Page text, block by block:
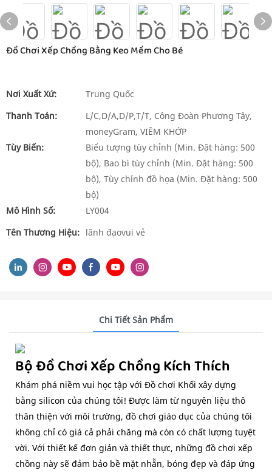
Đồ Chơi Xếp Chồng Bằng Keo Mềm Cho Bé
Nơi Xuất Xứ:
Trung Quốc
Thanh Toán:
L/C,D/A,D/P,T/T, Công Đoàn Phương Tây,
moneyGram, VIÊM KHỚP
Tùy Biến:
Biểu tượng tùy chỉnh (Min. Đặt hàng: 500
bộ), Bao bì tùy chỉnh (Min. Đặt hàng: 500
bộ), Tùy chỉnh đồ họa (Min. Đặt hàng: 500
bộ)
Mô Hình Số:
LY004
Tên Thương Hiệu: lãnh đạovui vẻ
Chi Tiết Sản Phẩm
Bộ Đồ Chơi Xếp Chồng Kích Thích
Khám phá niềm vui học tập với Đồ chơi Khối xây dựng
bằng silicon của chúng tôi! Được làm từ nguyên liệu thô
thân thiện với môi trường, đồ chơi giáo dục của chúng tôi
không chỉ có giá cả phải chăng mà còn có chất lượng tuyệt
vời. Với thiết kế đơn giản và thiết thực, những đồ chơi xếp
chồng này sẽ đảm bảo bề mặt nhẵn, bóng đẹp và đáp ứng